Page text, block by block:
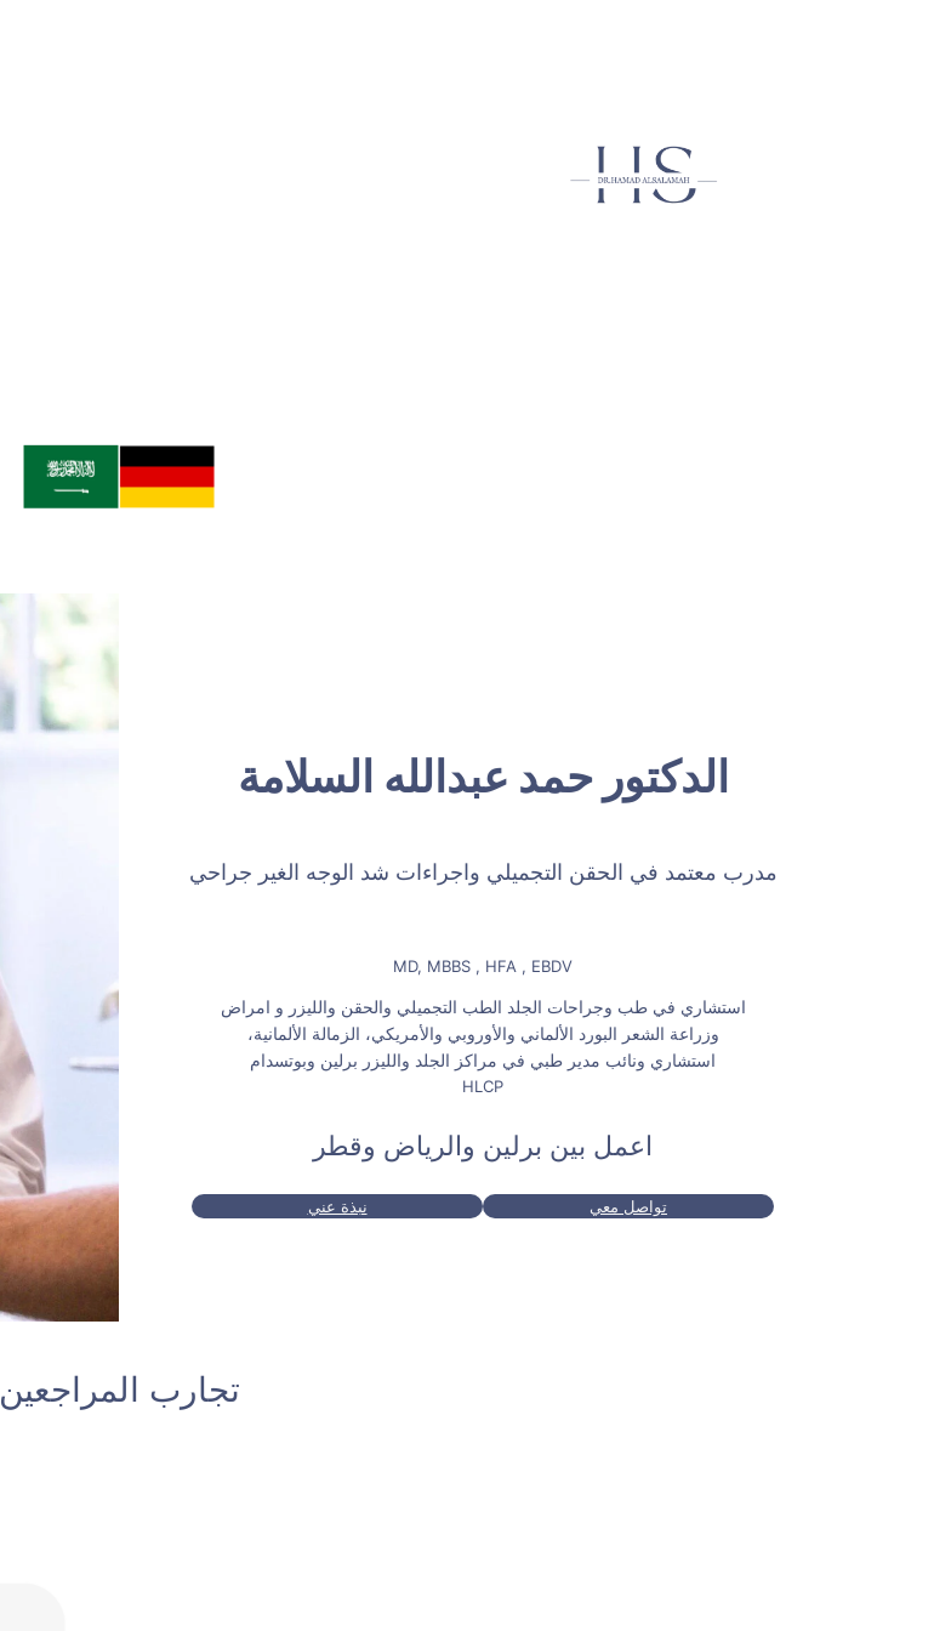
الدكتور حمد عبدالله السلامة
مدرب معتمد في الحقن التجميلي واجراءات شد الوجه الغير جراحي
MD, MBBS , HFA , EBDV
استشاري في طب وجراحات الجلد الطب التجميلي والحقن والليزر و امراض
وزراعة الشعر البورد الألماني والأوروبي والأمريكي، الزمالة الألمانية،
استشاري ونائب مدير طبي في مراكز الجلد والليزر برلين وبوتسدام
HLCP
اعمل بين برلين والرياض وقطر
تواصل معي نبذة عني
تجارب المراجعين